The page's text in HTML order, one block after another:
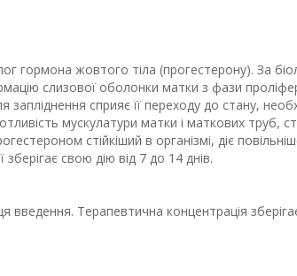
гормона жовтого тіла (прогестерону). За
слизової оболонки матки з фази
сприяє її переходу до стану,
мускулатури матки і маткових труб,
стійкіший в організмі, діє
зберігає свою дію від 7 до 14 днів.
введення. Терапевтична концентрація